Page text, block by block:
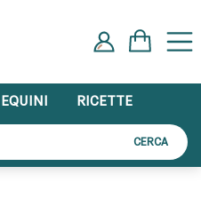
EQUINI
RICETTE
CERCA